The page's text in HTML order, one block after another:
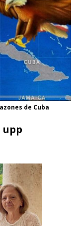
de Cuba
upp